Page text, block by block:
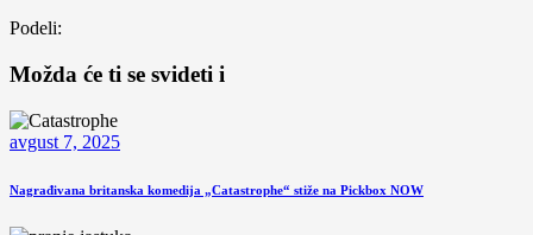
Podeli:
Možda će ti se svideti i
avgust 7, 2025
Nagrađivana britanska komedija „Catastrophe“ stiže na Pickbox NOW